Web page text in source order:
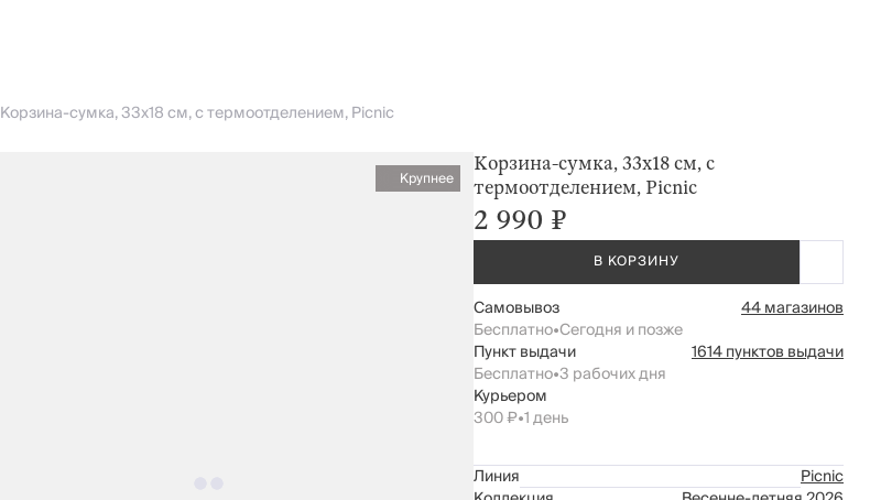
Корзина-сумка, 33x18 см, с термоотделением, Picnic
Крупнее
Корзина-сумка, 33x18 см, с
термоотделением, Picnic
2 990 ₽
В КОРЗИНУ
Самовывоз
44 магазинов
Бесплатно•Сегодня и позже
Пункт выдачи
1614 пунктов выдачи
Бесплатно•3 рабочих дня
Курьером
300 ₽•1 день
Линия
Picnic